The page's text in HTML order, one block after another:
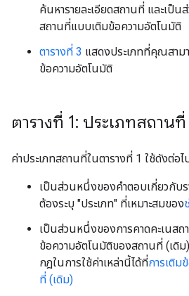
ค้นหารายละเอียดสถานที่ และเป็น
สถานที่แบบเติมข้อความอัตโนมัติ
ตารางที่ 3 แสดงประเภทที่คุณสาม
ข้อความอัตโนมัติ
ตารางที่ 1: ประเภทสถานที่
ค่าประเภทสถานที่ในตารางที่ 1 ใช้ดังต่อไ
เป็นส่วนหนึ่งของคำตอบเกี่ยวกับร
ต้องระบุ "ประเภท" ที่เหมาะสมของ
เป็นส่วนหนึ่งของการคาดคะเนสถ
ข้อความอัตโนมัติของสถานที่ (เดิ
กฎในการใช้ค่าเหล่านี้ได้ที่การเติม
ที่ (เดิม)